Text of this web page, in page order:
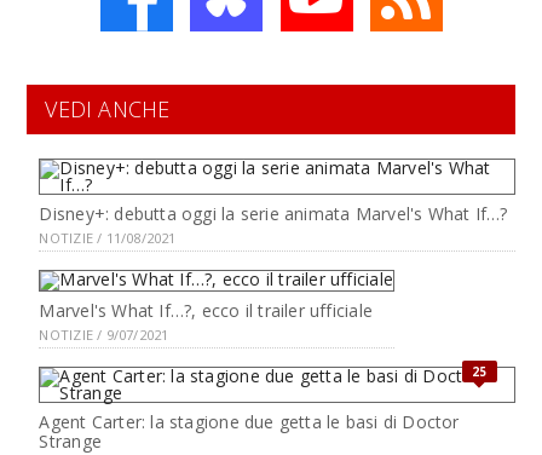
VEDI ANCHE
Disney+: debutta oggi la serie animata Marvel's What If…?
NOTIZIE / 11/08/2021
Marvel's What If…?, ecco il trailer ufficiale
NOTIZIE / 9/07/2021
25
Agent Carter: la stagione due getta le basi di Doctor
Strange